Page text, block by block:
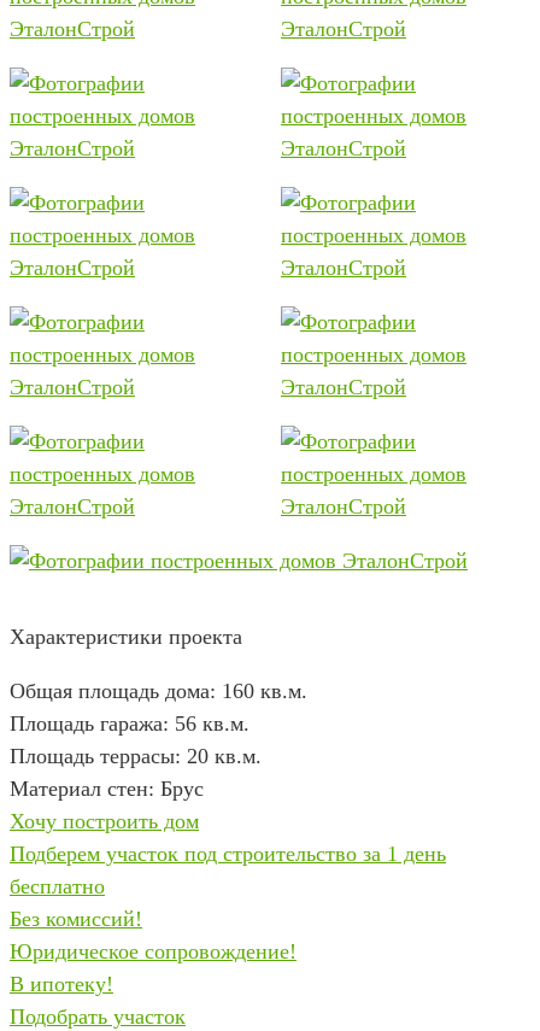
Характеристики проекта
Общая площадь дома: 160 кв.м.
Площадь гаража: 56 кв.м.
Площадь террасы: 20 кв.м.
Материал стен: Брус
Хочу построить дом
Подберем участок под строительство за 1 день
бесплатно
Без комиссий!
Юридическое сопровождение!
В ипотеку!
Подобрать участок